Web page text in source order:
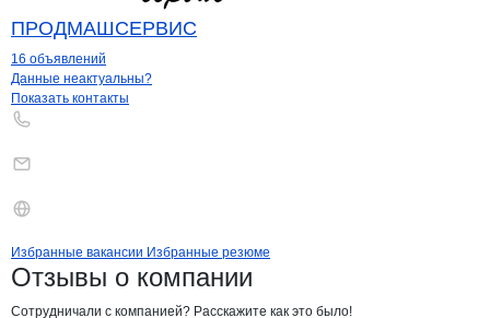
ПРОДМАШСЕРВИС
16 объявлений
Контактыкомпании
+7(800)000-00-..
Данные неактуальны?
Показать контакты
Брендыкомпани Имтрейд - Групп
Вакансии вИмтрейд - Групп
Избранные вакансии Избранные резюме
Новости oИмтрейд - Групп, ООО
Отзывы о компании
Сотрудничали с компанией? Расскажите как это было!